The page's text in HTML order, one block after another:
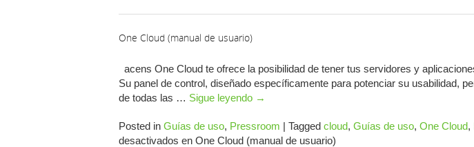
One Cloud (manual de usuario)
acens One Cloud te ofrece la posibilidad de tener tus servidores y
Su panel de control, diseñado específicamente para potenciar su usabilidad,
de todas las … Sigue leyendo →
Posted in Guías de uso, Pressroom | Tagged cloud, Guías de uso, One Cloud,
desactivados en One Cloud (manual de usuario)